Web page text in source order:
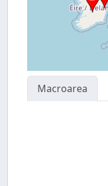
Macroarea